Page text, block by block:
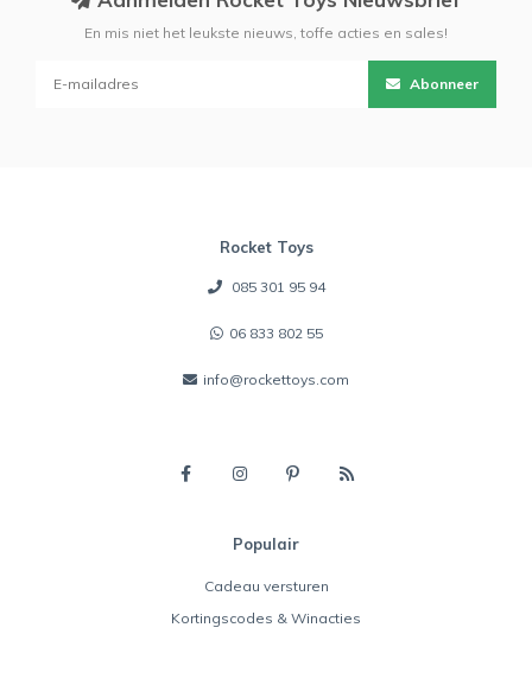
En mis niet het leukste nieuws, toffe acties en sales!
Abonneer
Rocket Toys
085 301 95 94
06 833 802 55
info@rockettoys.com
Populair
Cadeau versturen
Kortingscodes & Winacties